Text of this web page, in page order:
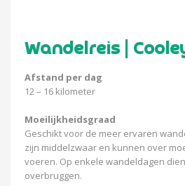
Wandelreis |
Afstand per dag
12 – 16 kilometer
Moeilijkheidsgraad
Geschikt voor de meer ervaren
zijn middelzwaar en kunnen over
voeren. Op enkele wandeldagen
overbruggen.